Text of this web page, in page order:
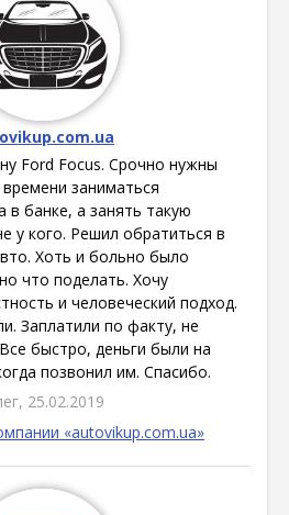
Ford Focus. Срочно нужны
заниматься
банке, а занять такую
у кого. Решил обратиться в
Хоть и больно было
что поделать. Хочу
и человеческий подход.
Заплатили по факту, не
быстро, деньги были на
позвонил им. Спасибо.
25.02.2019
«autovikup.com.ua»